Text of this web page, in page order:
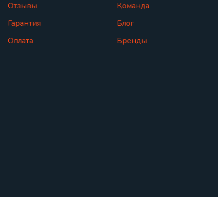
Отзывы
Гарантия
Оплата
Команда
Блог
Бренды